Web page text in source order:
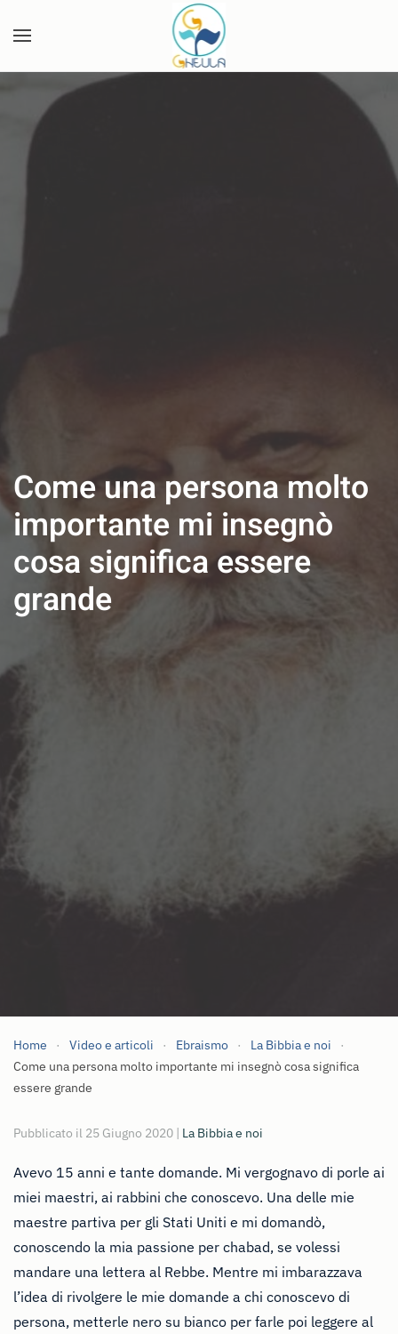
Come una persona molto
importante mi insegnò
cosa significa essere
grande
Home Video e articoli Ebraismo
La Bibbia e noi
Come una persona molto importante mi insegnò cosa significa
essere grande
Pubblicato il 25 Giugno 2020 La Bibbia e noi
Avevo 15 anni e tante domande. Mi vergognavo di porle ai
miei maestri, ai rabbini che conoscevo. Una delle mie
maestre partiva per gli Stati Uniti e mi domandò,
conoscendo la mia passione per chabad, se volessi
mandare una lettera al Rebbe. Mentre mi imbarazzava
l’idea di rivolgere le mie domande a chi conoscevo di
persona, metterle nero su bianco per farle poi leggere al